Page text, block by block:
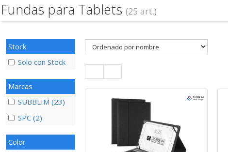
Fundas para Tablets (25 art.)
Stock
Solo con Stock
Marcas
SUBBLIM (23)
SPC (2)
Color